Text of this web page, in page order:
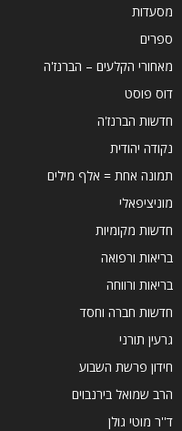
מסעדות
ספרים
מאחורי הקלעים – הברנז'ה
דוס פוסט
חדשות הברנז'ה
נקודה יהודית
תמונה אחת = אלף מילים
מוניציפאלי
חדשות מקומיות
בריאות ורפואה
בריאות ורווחה
חדשות חברה וחסד
גרעין תורני
חידון פרשת השבוע
הרב שמואל בירנבוים
ד''ר מוטי גולן